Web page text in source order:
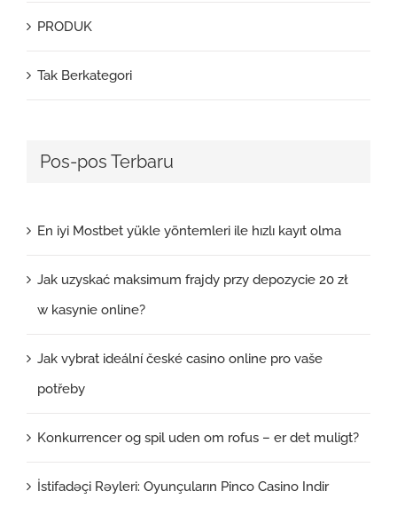
PRODUK
Tak Berkategori
Pos-pos Terbaru
En iyi Mostbet yükle yöntemleri ile hızlı kayıt olma
Jak uzyskać maksimum frajdy przy depozycie 20 zł
w kasynie online?
Jak vybrat ideální české casino online pro vaše
potřeby
Konkurrencer og spil uden om rofus – er det muligt?
İstifadəçi Rəyleri: Oyunçuların Pinco Casino Indir